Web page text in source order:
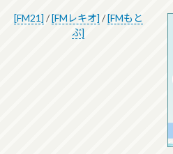
[FM21] /[FMレキオ] /[FMもと
ぶ]